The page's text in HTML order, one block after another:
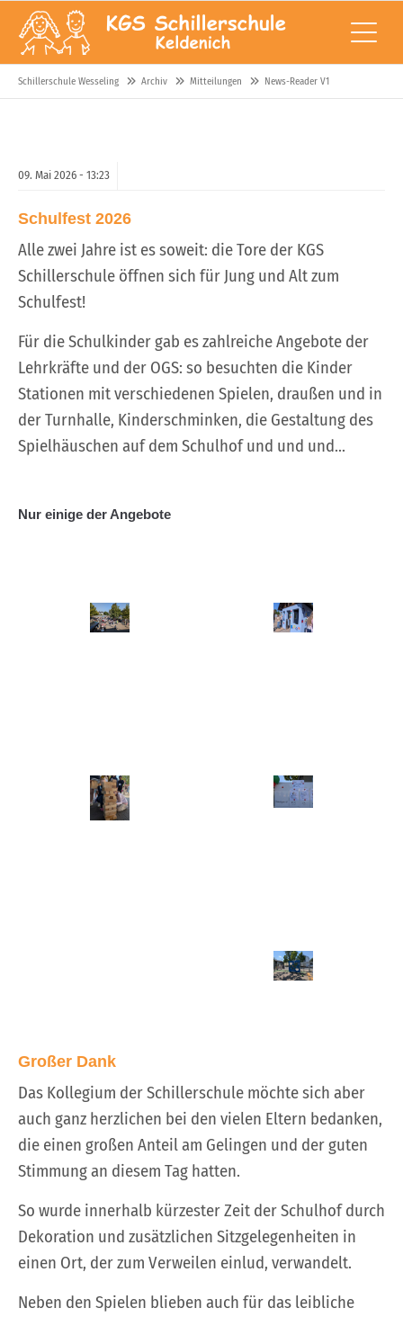
Schillerschule Wesseling Archiv Mitteilungen News-Reader V1
09. Mai 2026 - 13:23
Schulfest 2026
Alle zwei Jahre ist es soweit: die Tore der KGS
Schillerschule öffnen sich für Jung und Alt zum
Schulfest!
Für die Schulkinder gab es zahlreiche Angebote der
Lehrkräfte und der OGS: so besuchten die Kinder
Stationen mit verschiedenen Spielen, draußen und in
der Turnhalle, Kinderschminken, die Gestaltung des
Spielhäuschen auf dem Schulhof und und und...
Nur einige der Angebote
Großer Dank
Das Kollegium der Schillerschule möchte sich aber
auch ganz herzlichen bei den vielen Eltern bedanken,
die einen großen Anteil am Gelingen und der guten
Stimmung an diesem Tag hatten.
So wurde innerhalb kürzester Zeit der Schulhof durch
Dekoration und zusätzlichen Sitzgelegenheiten in
einen Ort, der zum Verweilen einlud, verwandelt.
Neben den Spielen blieben auch für das leibliche